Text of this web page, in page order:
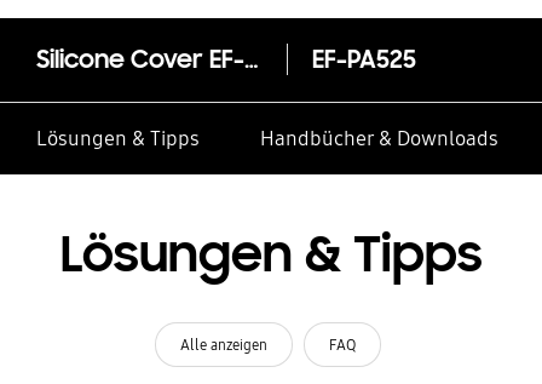
Silicone Cover EF-PA525 für das Galaxy A52 | A52 5G EF-PA525
Lösungen & Tipps Handbücher & Downloads
Lösungen & Tipps
Alle anzeigen FAQ